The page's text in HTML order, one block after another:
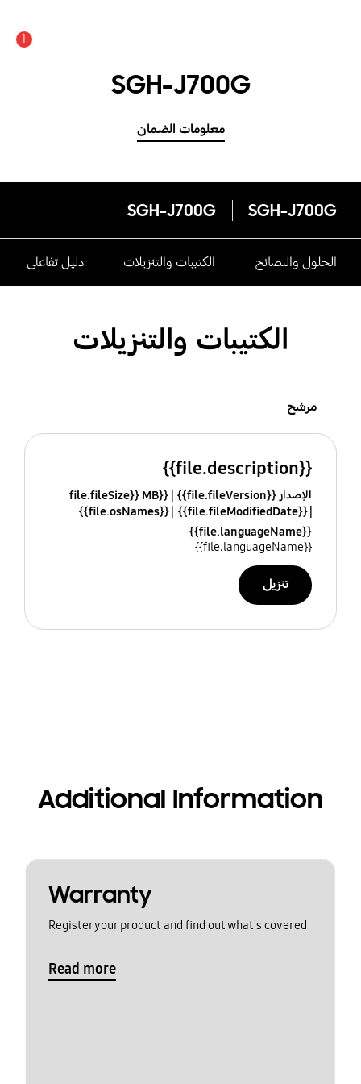
1
SGH-J700G
معلومات الضمان
SGH-J700G
SGH-J700G
الحلول والنصائح الكتيبات والتنزيلات دليل تفاعلى
الكتيبات والتنزيلات
مرشح
{{file.description}}
الإصدار {{file.fileVersion}}
{{file.fileSize}} MB
{{file.fileModifiedDate}}
{{file.osNames}}
{{file.languageName}}
{{file.languageName}}
تنزيل
Additional Information
Warranty
Register your product and find out what's covered
Read more